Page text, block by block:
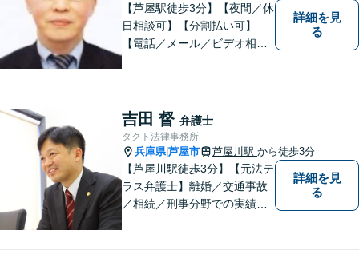
【芦屋駅徒歩3分】【夜間／休
日相談可】【分割払い可】
【電話／メール／ビデオ相談
ます。 お困りの方は、お気軽
にご相談ください。
詳細を見
る
吉田 督 弁護士
タクト法律事務所
兵庫県|芦屋市 芦屋川駅 から徒歩3分
【芦屋川駅徒歩3分】【元法テ
ラス弁護士】離婚／交通事故
／相続／刑事分野での実績多
詳細を見
る